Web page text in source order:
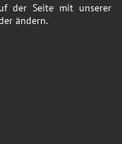
der Seite mit unserer
ändern.